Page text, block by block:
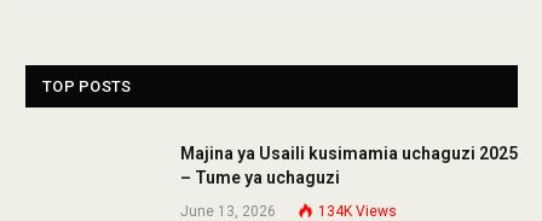
TOP POSTS
Majina ya Usaili kusimamia uchaguzi 2025
– Tume ya uchaguzi
June 13, 2026 134K Views